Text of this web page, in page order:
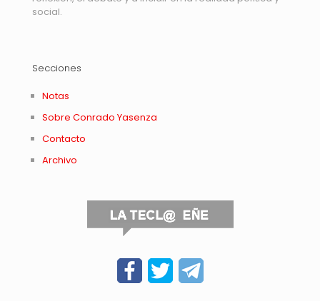
social.
Secciones
Notas
Sobre Conrado Yasenza
Contacto
Archivo